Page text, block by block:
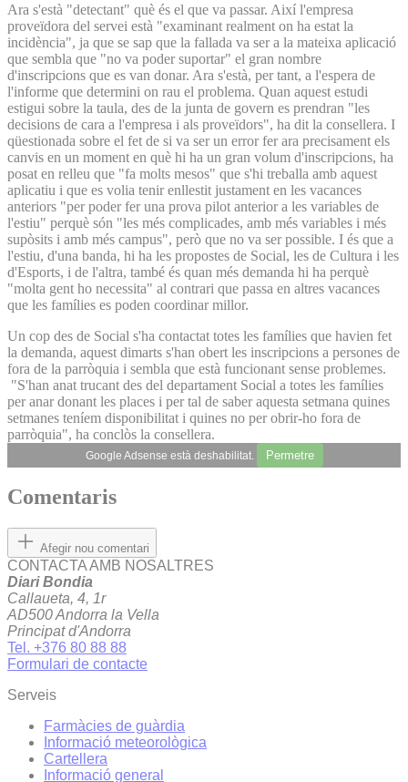
Ara s'està "detectant" què és el que va passar. Així l'empresa
proveïdora del servei està "examinant realment on ha estat la
incidència", ja que se sap que la fallada va ser a la mateixa aplicació
que sembla que "no va poder suportar" el gran nombre
d'inscripcions que es van donar. Ara s'està, per tant, a l'espera de
l'informe que determini on rau el problema. Quan aquest estudi
estigui sobre la taula, des de la junta de govern es prendran "les
decisions de cara a l'empresa i als proveïdors", ha dit la consellera. I
qüestionada sobre el fet de si va ser un error fer ara precisament els
canvis en un moment en què hi ha un gran volum d'inscripcions, ha
posat en relleu que "fa molts mesos" que s'hi treballa amb aquest
aplicatiu i que es volia tenir enllestit justament en les vacances
anteriors "per poder fer una prova pilot anterior a les variables de
l'estiu" perquè són "les més complicades, amb més variables i més
supòsits i amb més campus", però que no va ser possible. I és que a
l'estiu, d'una banda, hi ha les propostes de Social, les de Cultura i les
d'Esports, i de l'altra, també és quan més demanda hi ha perquè
"molta gent ho necessita" al contrari que passa en altres vacances
que les famílies es poden coordinar millor.
Un cop des de Social s'ha contactat totes les famílies que havien fet
la demanda, aquest dimarts s'han obert les inscripcions a persones de
fora de la parròquia i sembla que està funcionant sense problemes.
"S'han anat trucant des del departament Social a totes les famílies
per anar donant les places i per tal de saber aquesta setmana quines
setmanes teníem disponibilitat i quines no per obrir-ho fora de
parròquia", ha conclòs la consellera.
Google Adsense està deshabilitat. Permetre
Comentaris
Afegir nou comentari
CONTACTA AMB NOSALTRES
Diari Bondia
Callaueta, 4, 1r
AD500 Andorra la Vella
Principat d'Andorra
Tel. +376 80 88 88
Formulari de contacte
Serveis
Farmàcies de guàrdia
Informació meteorològica
Cartellera
Informació general